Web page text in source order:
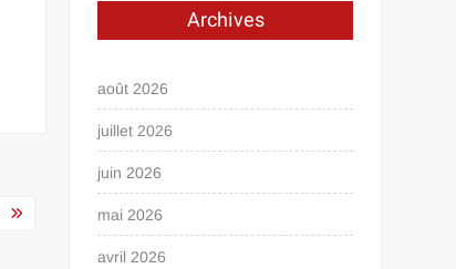
Archives
août 2026
juillet 2026
juin 2026
mai 2026
avril 2026